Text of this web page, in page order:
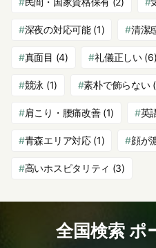
深夜の対応可能(1) 清潔
真面目 (4) 礼儀正しい(6)
競泳 (1) 素朴で飾らない
肩こり・腰痛改善(1) 英
青森エリア対応(1) 顔が
高いホスピタリティ (3)
全国検索 ポ